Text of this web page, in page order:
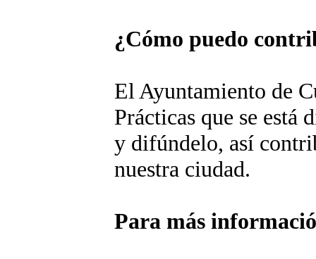
¿Cómo puedo
El Ayuntamiento de
Prácticas que se
y difúndelo, así
nuestra ciudad.
Para más